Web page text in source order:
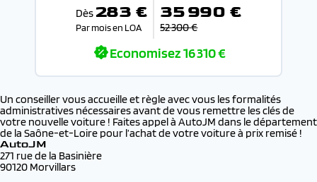
Dès 283 €
Par mois en LOA
35 990 €
52 300 €
Economisez16 310 €
Un conseiller vous accueille et règle avec vous les formalités
administratives nécessaires avant de vous remettre les clés de
votre nouvelle voiture ! Faites appel à AutoJM dans le département
de la Saône-et-Loire pour l’achat de votre voiture à prix remisé !
AutoJM
271 rue de la Basinière
90120 Morvillars